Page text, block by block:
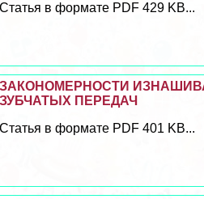
Статья в формате PDF 429 KB...
ЗАКОНОМЕРНОСТИ
ЗУБЧАТЫХ ПЕРЕДАЧ
Статья в формате PDF 401 KB...